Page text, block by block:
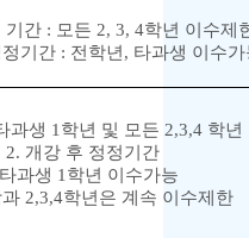
기간 : 모든 2, 3, 4학년 이수제
기간 : 전학년 , 타과생 이수가
과생 1 학년 및 모든 2,3,4 학년
2. 개강 후 정정기간
타과생 1 학년 이수가능
2,3,4학년은 계속 이수제한